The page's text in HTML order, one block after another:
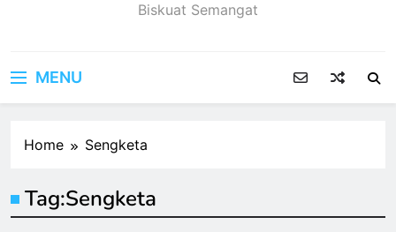
Biskuat Semangat
MENU
Home Sengketa
Tag:Sengketa